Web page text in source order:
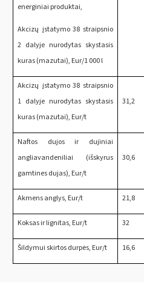
energiniai produktai,
Akcizų įstatymo 38 straipsnio
2 dalyje nurodytas skystasis
kuras (mazutai), Eur/1 000 l
Akcizų įstatymo 38 straipsnio
1 dalyje nurodytas skystasis
kuras (mazutai), Eur/t
31,2
Naftos dujos ir dujiniai
angliavandeniliai (išskyrus
gamtines dujas), Eur/t
30,6
Akmens anglys, Eur/t 21,8
Koksas ir lignitas, Eur/t 32
Šildymui skirtos durpės, Eur/t 16,6